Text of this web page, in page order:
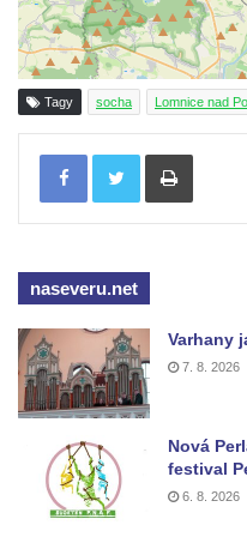
Sousoší Kalvárie před
dominikánů u
Českých Budějovicích
Socha svatého Václava u
Pamětní deska Tomáše
Českých Budějovicích
biskupské rezidenci v
Budějovicích
Socha žáby u rybníčku na
Kamenném Újezdě
Pamětní kámen
Újezd a Krauchthal v
Tagy socha Lomnice nad
Tisknout
naseveru.net
Varhany
7. 8. 2026
Nová
festival
6. 8. 2026